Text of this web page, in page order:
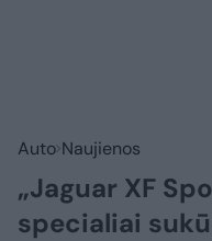
Auto Naujienos
„Jaguar XF
specialiai